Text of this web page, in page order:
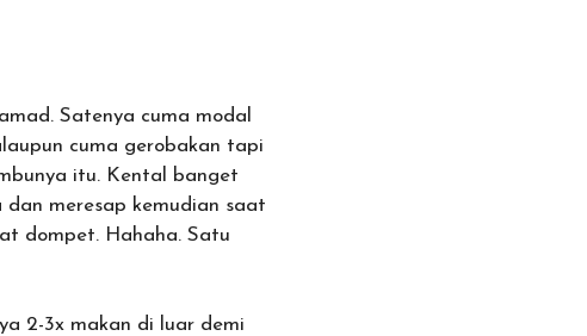
Satenya cuma modal
cuma gerobakan tapi
itu. Kental banget
meresap kemudian saat
dompet. Hahaha. Satu
2-3x makan di luar demi